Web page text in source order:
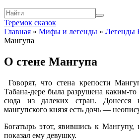
Теремок сказок
Главная » Мифы и легенды » Легенды
Мангупа
О стене Мангупа
Говорят, что стена крепости
Табана-дере была разрушена каким-
сюда из далеких стран.
мангупского князя есть дочь —
Богатырь этот, явившись к Мангупу,
показал ему девушку.